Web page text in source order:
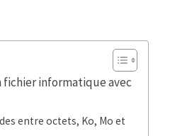
fichier informatique avec
entre octets, Ko, Mo et